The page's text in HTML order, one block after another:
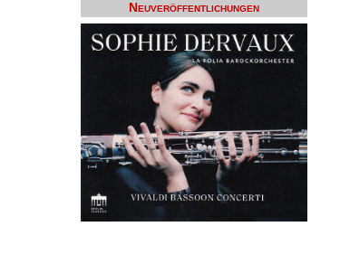
Neuveröffentlichungen